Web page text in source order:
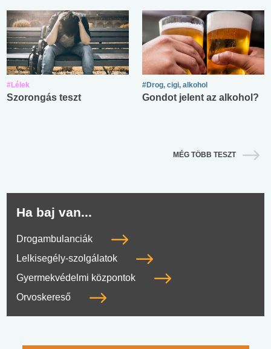
#Lélek
Szorongás teszt
#Drog, cigi, alkohol
Gondot jelent az alkohol?
MÉG TÖBB TESZT
Ha baj van...
Drogambulanciák
Lelkisegély-szolgálatok
Gyermekvédelmi központok
Orvoskereső